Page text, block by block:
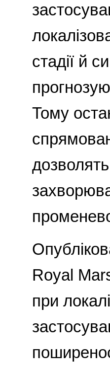
стадії й
Тому
Royal
при